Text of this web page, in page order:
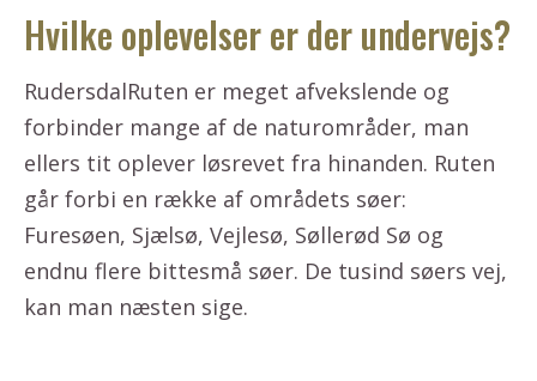
Hvilke oplevelser er der undervejs?
RudersdalRuten er meget afvekslende og
forbinder mange af de naturområder, man
ellers tit oplever løsrevet fra hinanden. Ruten
går forbi en række af områdets søer:
Furesøen, Sjælsø, Vejlesø, Søllerød Sø og
endnu flere bittesmå søer. De tusind søers vej,
kan man næsten sige.